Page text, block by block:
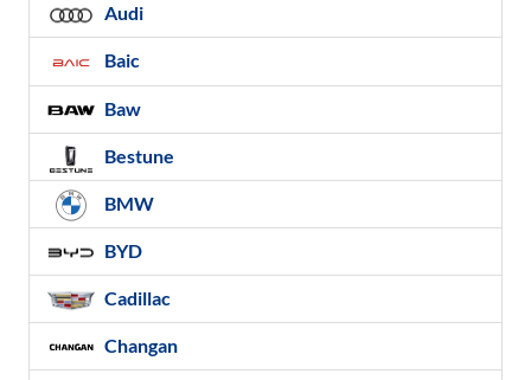
Audi
Baic
Baw
Bestune
BMW
BYD
Cadillac
Changan